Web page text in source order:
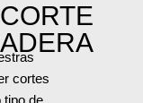
cortes